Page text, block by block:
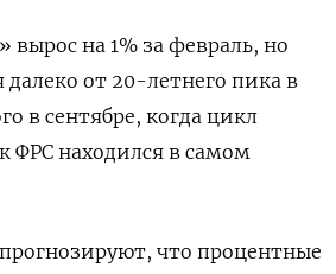
вырос на 1% за февраль, но
далеко от 20-летнего пика в
в сентябре, когда цикл
ФРС находился в самом
что процентные